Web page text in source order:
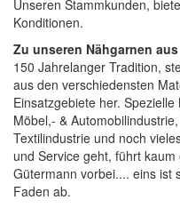
Unseren Stammkunden,
Konditionen.
Zu unseren Nähgarnen
150 Jahrelanger Tradition,
aus den verschiedensten
Einsatzgebiete her.
Möbel,- &
Textilindustrie und noch
und Service geht, führt
Gütermann vorbei.... eins ist
Faden ab.